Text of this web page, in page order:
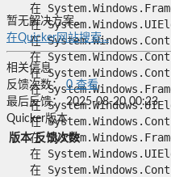
在
在
在
在
在
在
在
在
在
在
在
暂无解决方案。
在Quicker网站搜索...
相关信息
反馈次数： 0查看
最后反馈： 2025-08-20 00:23
Quicker版本
版本 反馈次数